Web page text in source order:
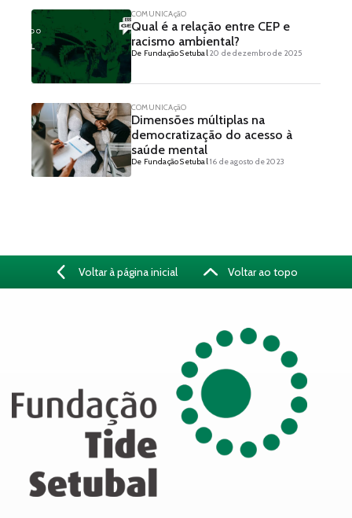
COMUNICAçãO
Qual é a relação entre CEP e
racismo ambiental?
De Fundação Setubal20 de dezembro de 2025
COMUNICAçãO
Dimensões múltiplas na
democratização do acesso à
saúde mental
De Fundação Setubal16 de agosto de 2023
Voltar à página inicial Voltar ao topo